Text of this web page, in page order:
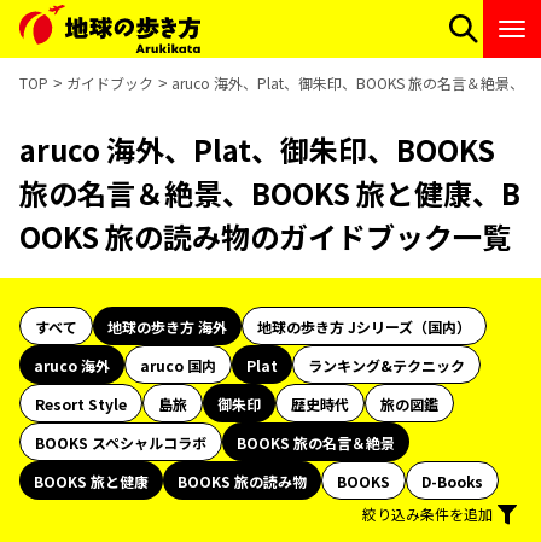
TOP ガイドブック aruco 海外、Plat、御朱印、BOOKS 旅の名言＆絶景、
aruco 海外、Plat、御朱印、BOOKS
旅の名言＆絶景、BOOKS 旅と健康、B
OOKS 旅の読み物のガイドブック一覧
すべて 地球の歩き方 海外
地球の歩き方 Jシリーズ（国内）
aruco 海外
aruco 国内 Plat
ランキング&テクニック
Resort Style
島旅 御朱印 歴史時代
旅の図鑑
BOOKS スペシャルコラボ
BOOKS 旅の名言＆絶景
BOOKS 旅と健康
BOOKS 旅の読み物 BOOKS
D-Books
絞り込み条件を追加